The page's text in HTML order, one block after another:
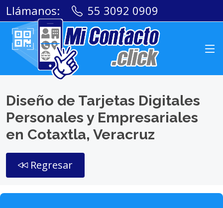
Llámanos: 55 3092 0909
Diseño de Tarjetas Digitales
Personales y Empresariales
en Cotaxtla, Veracruz
Regresar